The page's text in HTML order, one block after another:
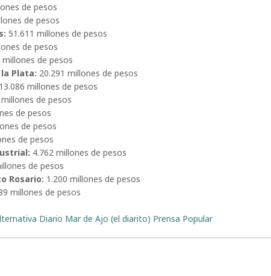
de pesos
de pesos
51.611 millones de pesos
de pesos
millones de pesos
Plata: 20.291 millones de pesos
13.086 millones de pesos
de pesos
de pesos
de pesos
de pesos
4.762 millones de pesos
de pesos
Rosario: 1.200 millones de pesos
millones de pesos
Diario Mar de Ajo (el diarito) Prensa Popular